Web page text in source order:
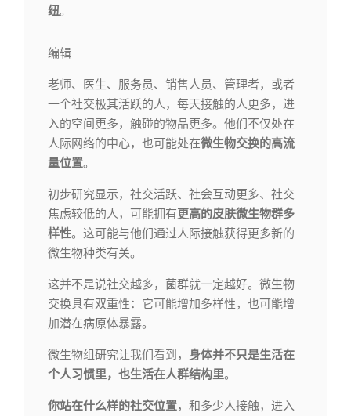
纽。
编辑​
老师、医生、服务员、销售人员、管理者，或者
一个社交极其活跃的人，每天接触的人更多，进
入的空间更多，触碰的物品更多。他们不仅处在
人际网络的中心，也可能处在微生物交换的高流
量位置。
初步研究显示，社交活跃、社会互动更多、社交
焦虑较低的人，可能拥有更高的皮肤微生物群多
样性。这可能与他们通过人际接触获得更多新的
微生物种类有关。
这并不是说社交越多，菌群就一定越好。微生物
交换具有双重性：它可能增加多样性，也可能增
加潜在病原体暴露。
微生物组研究让我们看到， 身体并不只是生活在
个人习惯里，也生活在人群结构里。
你站在什么样的社交位置，和多少人接触，进入